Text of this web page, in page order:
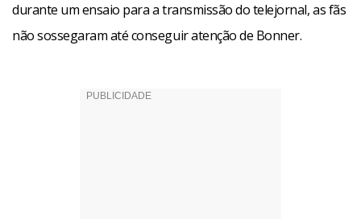
durante um ensaio para a transmissão do telejornal, as fãs
não sossegaram até conseguir atenção de Bonner.